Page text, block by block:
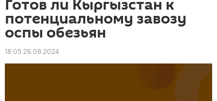
Готов ли Кыргызстан к
потенциальному завозу
оспы обезьян
18:05 26.08.2024